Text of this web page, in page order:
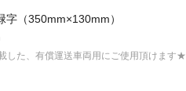
字（350mm×130mm）
した、有償運送車両用にご使用頂けます★